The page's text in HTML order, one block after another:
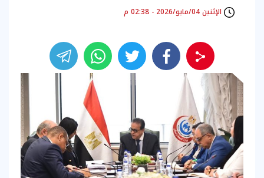
الإثنين 04/مايو/2026 - 02:38 م